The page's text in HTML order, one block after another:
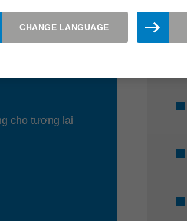
cho tương lai
CHANGE LANGUAGE